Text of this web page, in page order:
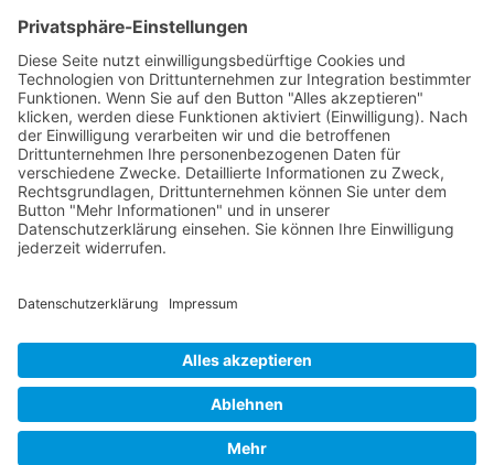
RLSO Minikalender
August 2026
Mo Di Mi Do Fr Sa
So
3127 28 29 30 31 1
2
3310 11 12
26 27 28
3